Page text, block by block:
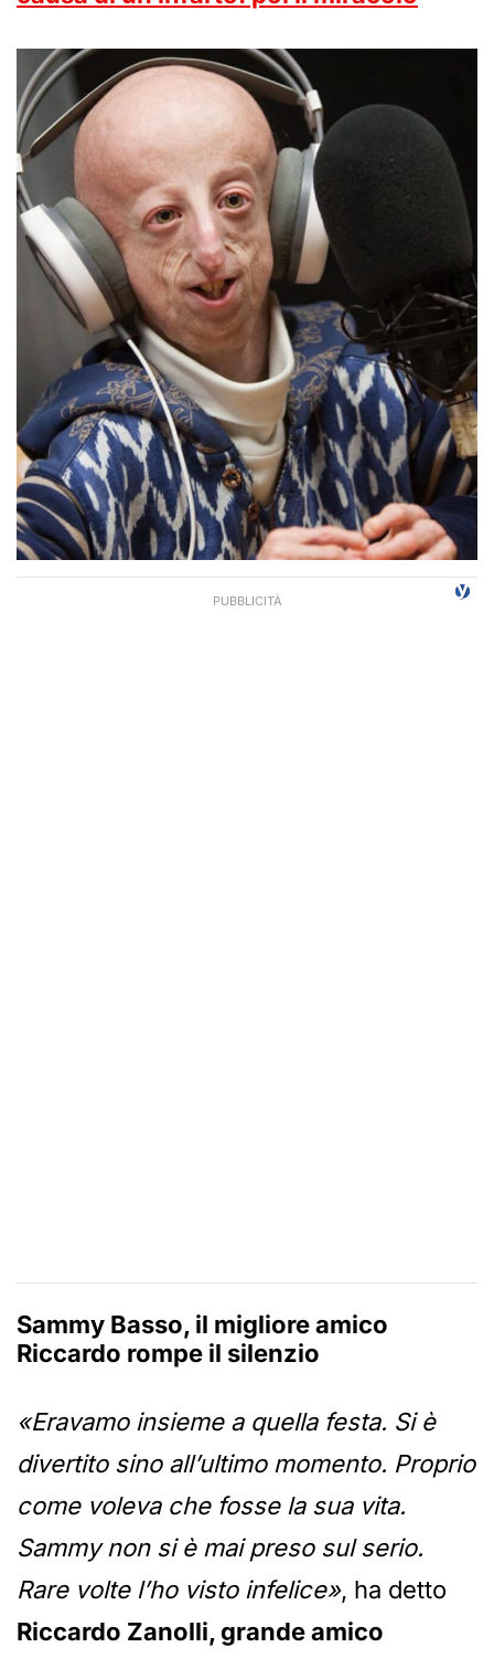
Sammy Basso, il migliore amico
Riccardo rompe il silenzio
«Eravamo insieme a quella festa. Si è
divertito sino all’ultimo momento. Proprio
come voleva che fosse la sua vita.
Sammy non si è mai preso sul serio.
Rare volte l’ho visto infelice», ha detto
Riccardo Zanolli, grande amico